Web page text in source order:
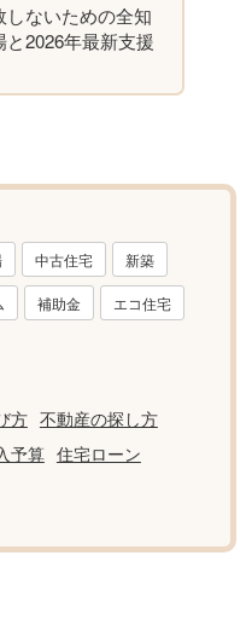
ないための全知
2026年最新支援
中古住宅 新築
補助金 エコ住宅
方 不動産の探し方
予算 住宅ローン